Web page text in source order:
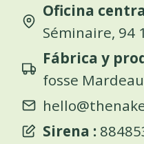
Oficina
Séminaire, 94
Fábrica y
fosse
Sirena :